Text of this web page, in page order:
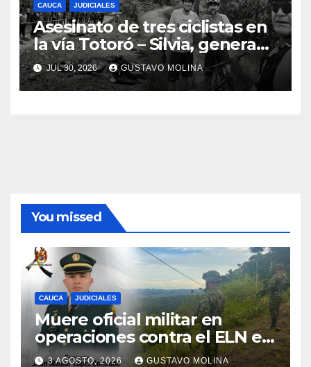
CAUCA JUDICIALES
Asesinato de tres ciclistas en
la vía Totoró – Silvia, genera
consternación en el Cauca
JUL 30, 2026 GUSTAVO MOLINA
You missed
CAUCA JUDICIALES
Muere oficial militar en
operaciones contra el ELN en
el sur del Cauca
3 AGOSTO, 2026 GUSTAVO MOLINA